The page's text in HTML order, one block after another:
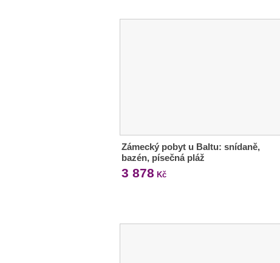
Zámecký pobyt u Baltu: snídaně,
bazén, písečná pláž
3 878 Kč